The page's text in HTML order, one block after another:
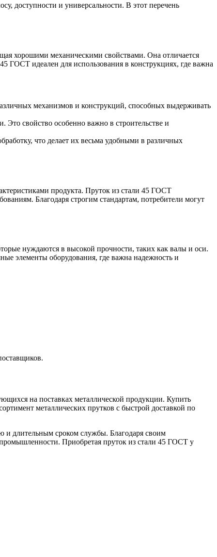
Лента медная
Лист медный
Инженерные системы
Фланцы стальные
Заглушки стальные
Тройники стальные
Хомуты стальные
Крепеж шуруп-шпилька
Опоры стальные
Воздухоотводчики
Хомуты стальные
доступности и универсальности. В этот перечень
хорошими механическими свойствами. Она отличается
ГОСТ идеален для использования в конструкциях, где важна
механизмов и конструкций, способных выдерживать
свойство особенно важно в строительстве и
что делает их весьма удобными в различных
продукта. Пруток из стали 45 ГОСТ
Благодаря строгим стандартам, потребители могут
нуждаются в высокой прочности, таких как валы и оси.
элементы оборудования, где важна надежность и
на поставках металлической продукции. Купить
металлических прутков с быстрой доставкой по
и длительным сроком службы. Благодаря своим
Приобретая пруток из стали 45 ГОСТ у